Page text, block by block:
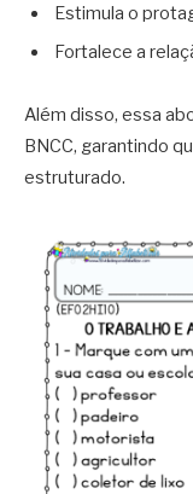
Estimula o
Fortalece a
Além disso, essa
BNCC, garantindo
estruturado.